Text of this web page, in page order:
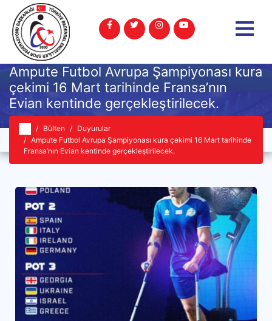
Ampute Futbol Avrupa Şampiyonası kura
çekimi 16 Mart tarihinde Fransa’nın
Evian kentinde gerçekleştirilecek.
Bülten
Duyurular
Ampute Futbol Avrupa Şampiyonası kura çekimi 16 Mart tarihinde
Fransa’nın Evian kentinde gerçekleştirilecek.